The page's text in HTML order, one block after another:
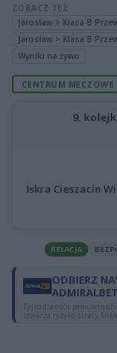
ZOBACZ TEŻ
Jarosław > Klasa B
Jarosław > Klasa B
Wyniki na żywo
CENTRUM MECZOWE
9.
Iskra Cieszacin
RELACJA
ODBIERZ
ADMIRALBET
Tylko dla osób
stwarza ryzyko straty